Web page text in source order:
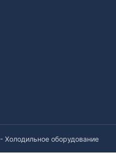
оборудование